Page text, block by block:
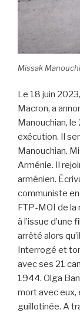
Missak
Le 18 juin
Macron, a
Manouchian,
exécution. Il
Manouchian.
Arménie. Il
arménien.
communiste
FTP-MOI de la
à l’issue
arrêté alors
Interrogé et
avec ses 21
1944. Olga
mort avec eux,
guillotinée. A